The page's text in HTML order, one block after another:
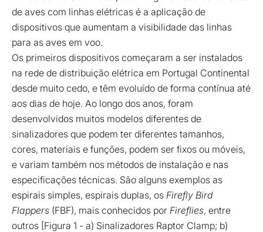
de aves com linhas elétricas é a aplicação de
dispositivos que aumentam a visibilidade das linhas
para as aves em voo.
Os primeiros dispositivos começaram a ser instalados
na rede de distribuição elétrica em Portugal Continental
desde muito cedo, e têm evoluído de forma contínua até
aos dias de hoje. Ao longo dos anos, foram
desenvolvidos muitos modelos diferentes de
sinalizadores que podem ter diferentes tamanhos,
cores, materiais e funções, podem ser fixos ou móveis,
e variam também nos métodos de instalação e nas
especificações técnicas. São alguns exemplos as
espirais simples, espirais duplas, os Firefly Bird
Flappers (FBF), mais conhecidos por Fireflies, entre
outros [Figura 1 - a) Sinalizadores Raptor Clamp; b)